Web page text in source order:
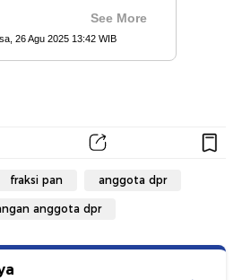
fraksi pan anggota dpr
anggota dpr